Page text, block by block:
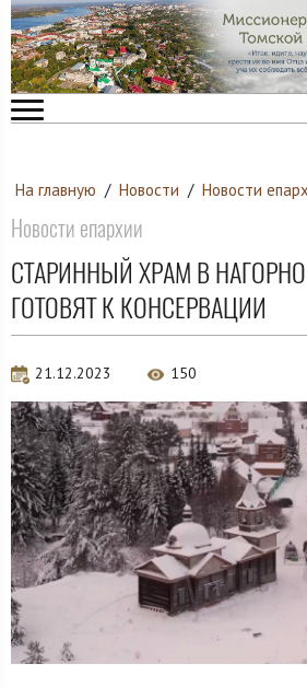
На главную / Новости / Новости
Новости епархии
СТАРИННЫЙ ХРАМ В
ГОТОВЯТ К КОНСЕРВАЦИИ
21.12.2023 150